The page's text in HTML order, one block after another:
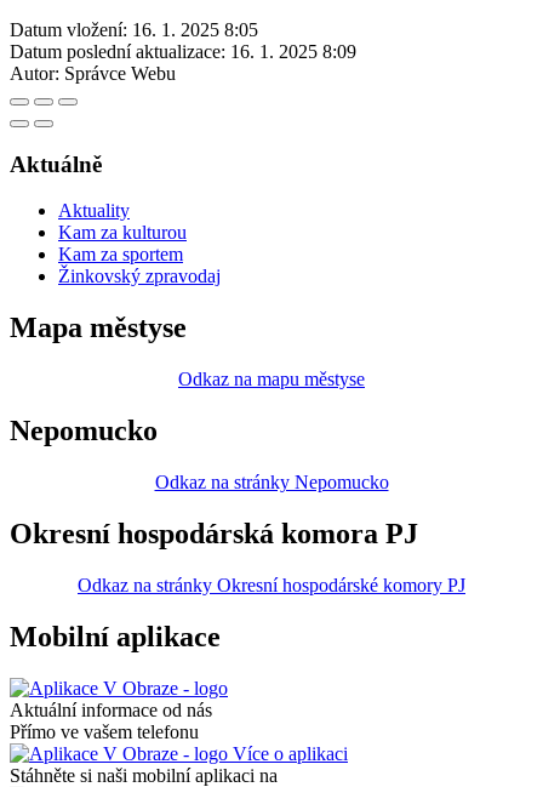
Datum vložení: 16. 1. 2025 8:05
Datum poslední aktualizace: 16. 1. 2025 8:09
Autor: Správce Webu
Aktuálně
Aktuality
Kam za kulturou
Kam za sportem
Žinkovský zpravodaj
Mapa městyse
Odkaz na mapu městyse
Nepomucko
Odkaz na stránky Nepomucko
Okresní hospodárská komora PJ
Odkaz na stránky Okresní hospodárské komory PJ
Mobilní aplikace
Aktuální informace od nás
Přímo ve vašem telefonu
Více o aplikaci
Stáhněte si naši mobilní aplikaci na